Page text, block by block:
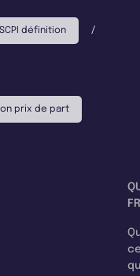
SCPI définition /
prix de part